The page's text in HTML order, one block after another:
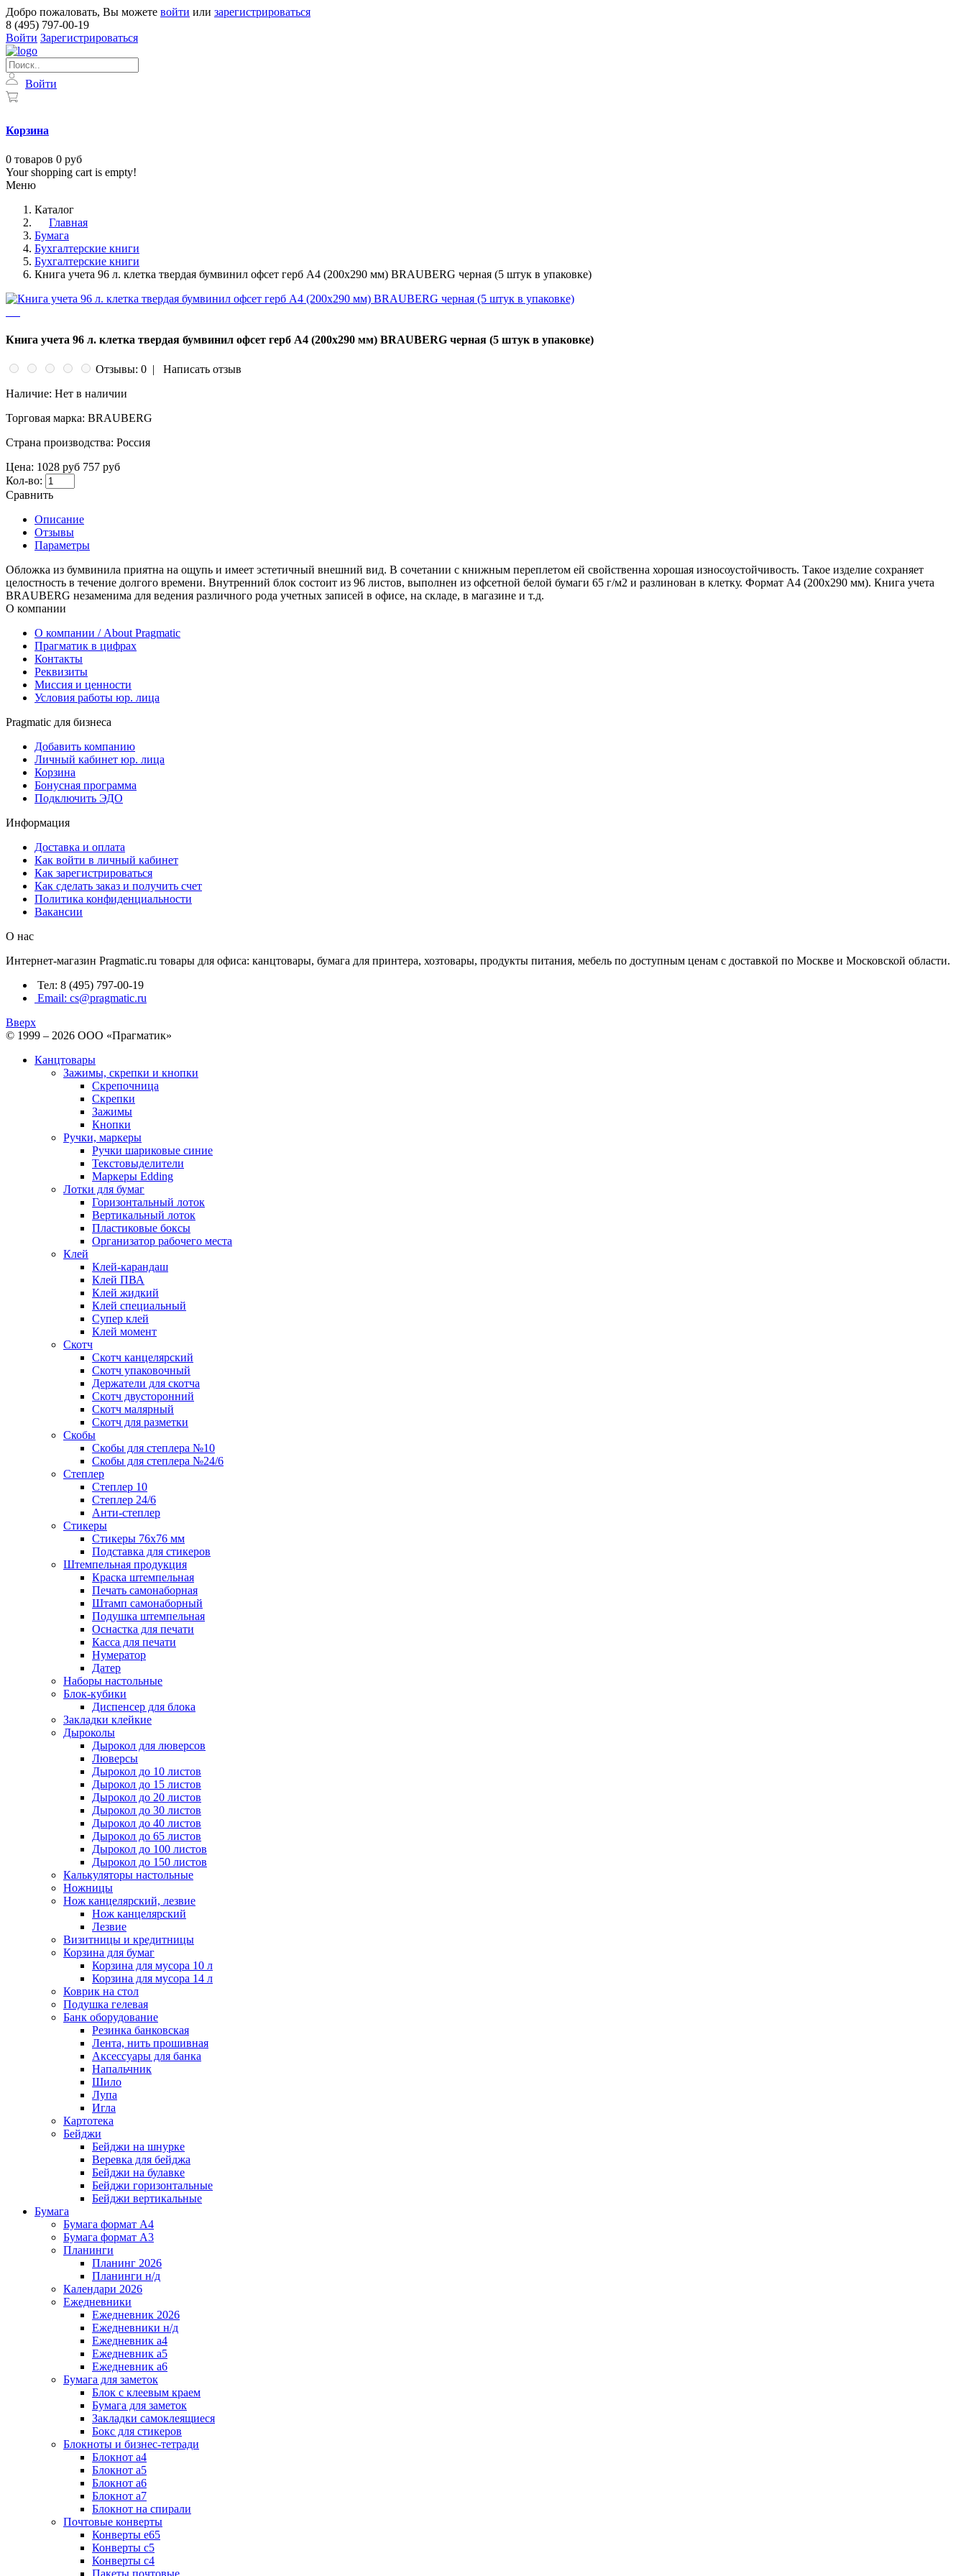
Добро пожаловать, Вы можете войти или зарегистрироваться
8 (495) 797-00-19
Войти Зарегистрироваться
Войти
Корзина
0 товаров 0 руб
Your shopping cart is empty!
Меню
Каталог
Главная
Бумага
Бухгалтерские книги
Бухгалтерские книги
Книга учета 96 л. клетка твердая бумвинил офсет герб А4 (200х290 мм) BRAUBERG черная (5 штук в упаковке)
Книга учета 96 л. клетка твердая бумвинил офсет герб А4 (200х290 мм) BRAUBERG черная (5 штук в упаковке)
Отзывы: 0 |
Написать отзыв
Наличие: Нет в наличии
Торговая марка: BRAUBERG
Страна производства: Россия
Цена: 1028 руб 757 руб
Кол-во:
Сравнить
Описание
Отзывы
Параметры
Обложка из бумвинила приятна на ощупь и имеет эстетичный внешний вид. В сочетании с книжным переплетом ей свойственна хорошая износоустойчивость. Такое изделие сохраняет
целостность в течение долгого времени. Внутренний блок состоит из 96 листов, выполнен из офсетной белой бумаги 65 г/м2 и разлинован в клетку. Формат А4 (200х290 мм). Книга учета
BRAUBERG незаменима для ведения различного рода учетных записей в офисе, на складе, в магазине и т.д.
О компании
О компании / About Pragmatic
Прагматик в цифрах
Контакты
Реквизиты
Миссия и ценности
Условия работы юр. лица
Pragmatic для бизнеса
Добавить компанию
Личный кабинет юр. лица
Корзина
Бонусная программа
Подключить ЭДО
Информация
Доставка и оплата
Как войти в личный кабинет
Как зарегистрироваться
Как сделать заказ и получить счет
Политика конфиденциальности
Вакансии
О нас
Интернет-магазин Pragmatic.ru товары для офиса: канцтовары, бумага для принтера, хозтовары, продукты питания, мебель по доступным ценам с доставкой по Москве и Московской области.
Тел: 8 (495) 797-00-19
Email: cs@pragmatic.ru
Вверх
© 1999 – 2026 ООО «Прагматик»
Канцтовары
Зажимы, скрепки и кнопки
Скрепочница
Скрепки
Зажимы
Кнопки
Ручки, маркеры
Ручки шариковые синие
Текстовыделители
Маркеры Edding
Лотки для бумаг
Горизонтальный лоток
Вертикальный лоток
Пластиковые боксы
Организатор рабочего места
Клей
Клей-карандаш
Клей ПВА
Клей жидкий
Клей специальный
Супер клей
Клей момент
Скотч
Скотч канцелярский
Скотч упаковочный
Держатели для скотча
Скотч двусторонний
Скотч малярный
Скотч для разметки
Скобы
Скобы для степлера №10
Скобы для степлера №24/6
Степлер
Степлер 10
Степлер 24/6
Анти-степлер
Стикеры
Стикеры 76x76 мм
Подставка для стикеров
Штемпельная продукция
Краска штемпельная
Печать самонаборная
Штамп самонаборный
Подушка штемпельная
Оснастка для печати
Касса для печати
Нумератор
Датер
Наборы настольные
Блок-кубики
Диспенсер для блока
Закладки клейкие
Дыроколы
Дырокол для люверсов
Люверсы
Дырокол до 10 листов
Дырокол до 15 листов
Дырокол до 20 листов
Дырокол до 30 листов
Дырокол до 40 листов
Дырокол до 65 листов
Дырокол до 100 листов
Дырокол до 150 листов
Калькуляторы настольные
Ножницы
Нож канцелярский, лезвие
Нож канцелярский
Лезвие
Визитницы и кредитницы
Корзина для бумаг
Корзина для мусора 10 л
Корзина для мусора 14 л
Коврик на стол
Подушка гелевая
Банк оборудование
Резинка банковская
Лента, нить прошивная
Аксессуары для банка
Напальчник
Шило
Лупа
Игла
Картотека
Бейджи
Бейджи на шнурке
Веревка для бейджа
Бейджи на булавке
Бейджи горизонтальные
Бейджи вертикальные
Бумага
Бумага формат А4
Бумага формат А3
Планинги
Планинг 2026
Планинги н/д
Календари 2026
Ежедневники
Ежедневник 2026
Ежедневники н/д
Ежедневник а4
Ежедневник а5
Ежедневник а6
Бумага для заметок
Блок с клеевым краем
Бумага для заметок
Закладки самоклеящиеся
Бокс для стикеров
Блокноты и бизнес-тетради
Блокнот а4
Блокнот а5
Блокнот а6
Блокнот а7
Блокнот на спирали
Почтовые конверты
Конверты е65
Конверты с5
Конверты с4
Пакеты почтовые